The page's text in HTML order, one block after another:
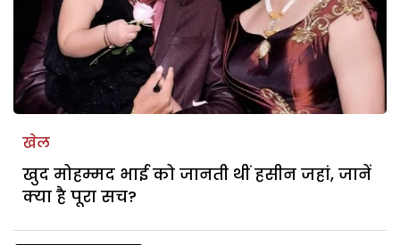
खेल
खुद मोहम्मद भाई को जानती थीं हसीन जहां, जानें
क्या है पूरा सच?